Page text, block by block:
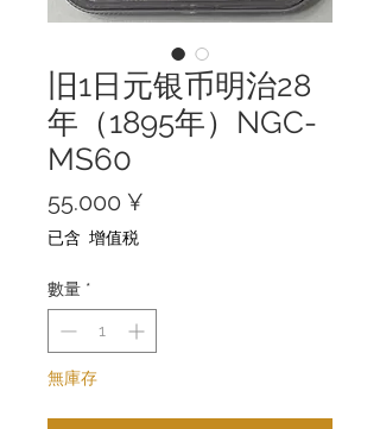
旧1日元银币明治28
年（1895年）NGC-
MS60
55.000 ¥
已含 增值税
數量 *
無庫存